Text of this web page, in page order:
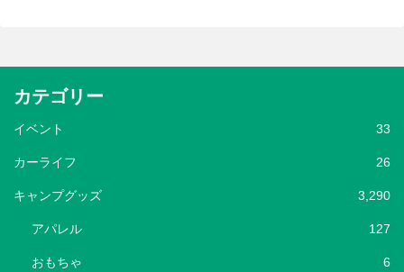
カテゴリー
イベント 33
カーライフ 26
キャンプグッズ 3,290
アパレル 127
おもちゃ 6